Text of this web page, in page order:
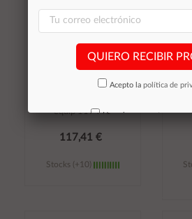
÷ Cable displayport a
displayport 1.4 activo
equip 119441
117,41 €
Stocks (+10)
QUIERO RECIBIR
Acepto la política de
No volver a mostrar mas